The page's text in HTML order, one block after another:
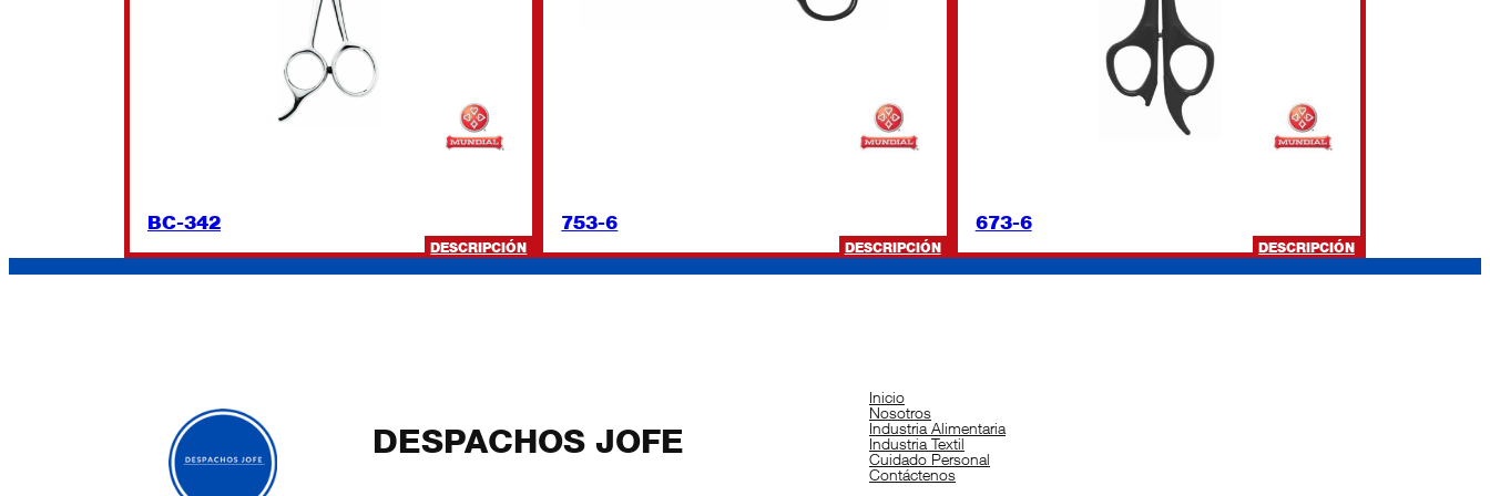
BC-342
DESCRIPCIÓN:
753-6
DESCRIPCIÓN:
673-6
DESCRIPCIÓN:
DESPACHOS JOFE
Inicio
Nosotros
Industria Alimentaria
Industria Textil
Cuidado Personal
Contáctenos